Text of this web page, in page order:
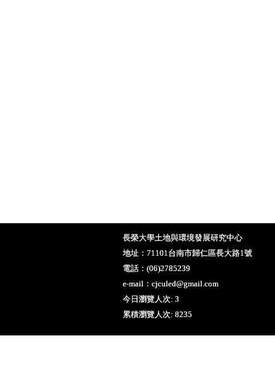
長榮大學土地與環境發展研究中心
地址：71101台南市歸仁區長大路1號
電話：(06)2785239
e-mail：cjculed@gmail.com
今日瀏覽人次: 3
累積瀏覽人次: 8235